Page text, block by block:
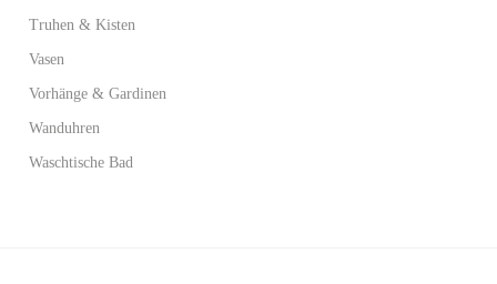
Truhen & Kisten
Vasen
Vorhänge & Gardinen
Wanduhren
Waschtische Bad